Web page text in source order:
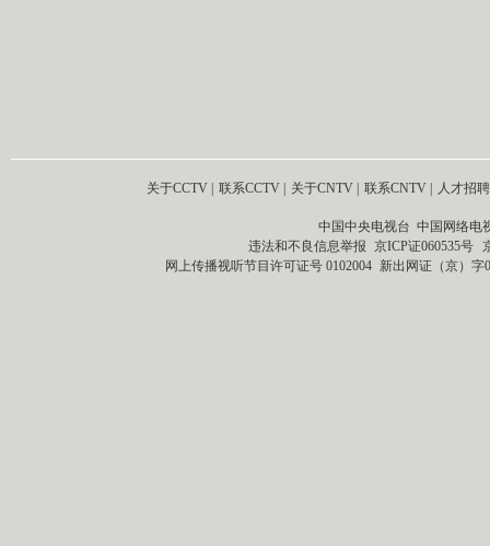
关于CCTV 联系CCTV 关于CNTV 联系CNTV 人才招聘
中国中央电视台 中国网络电
违法和不良信息举报 京ICP证060535号
网上传播视听节目许可证号 0102004 新出网证（京）